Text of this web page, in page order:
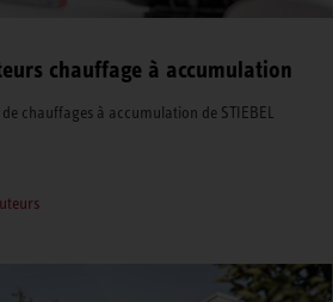
chauffage à accumulation
chauffages à accumulation de STIEBEL